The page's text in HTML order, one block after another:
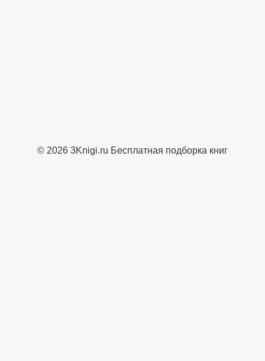
© 2026 3Knigi.ru Бесплатная подборка книг